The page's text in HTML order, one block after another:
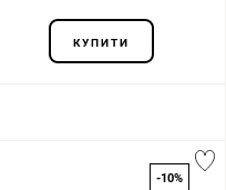
КУПИТИ
-10%